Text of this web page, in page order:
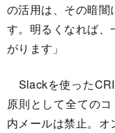
の活用は、その暗闇
す。明るくなれば
がります」
Slackを使った
原則として全ての
内メールは禁止。